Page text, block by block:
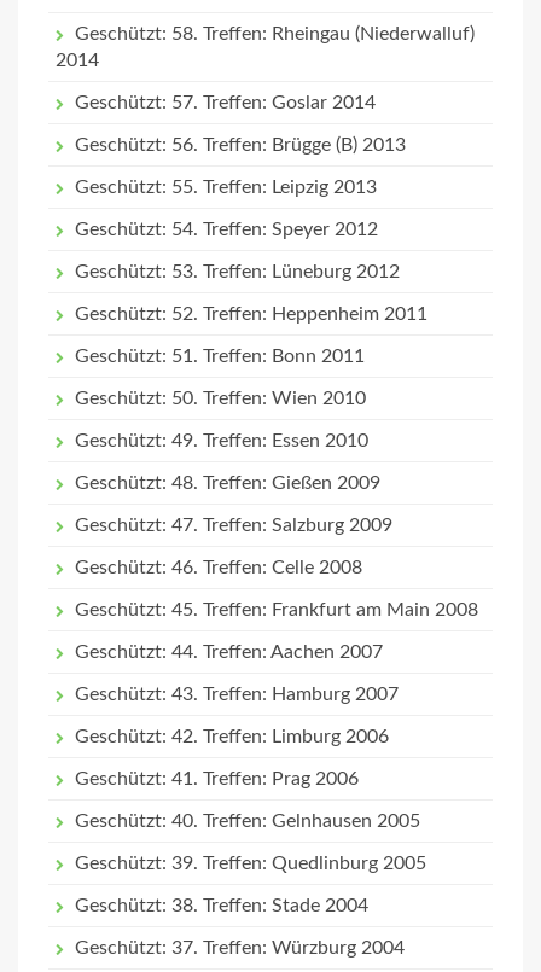
Geschützt: 58. Treffen: Rheingau (Niederwalluf)
2014
Geschützt: 57. Treffen: Goslar 2014
Geschützt: 56. Treffen: Brügge (B) 2013
Geschützt: 55. Treffen: Leipzig 2013
Geschützt: 54. Treffen: Speyer 2012
Geschützt: 53. Treffen: Lüneburg 2012
Geschützt: 52. Treffen: Heppenheim 2011
Geschützt: 51. Treffen: Bonn 2011
Geschützt: 50. Treffen: Wien 2010
Geschützt: 49. Treffen: Essen 2010
Geschützt: 48. Treffen: Gießen 2009
Geschützt: 47. Treffen: Salzburg 2009
Geschützt: 46. Treffen: Celle 2008
Geschützt: 45. Treffen: Frankfurt am Main 2008
Geschützt: 44. Treffen: Aachen 2007
Geschützt: 43. Treffen: Hamburg 2007
Geschützt: 42. Treffen: Limburg 2006
Geschützt: 41. Treffen: Prag 2006
Geschützt: 40. Treffen: Gelnhausen 2005
Geschützt: 39. Treffen: Quedlinburg 2005
Geschützt: 38. Treffen: Stade 2004
Geschützt: 37. Treffen: Würzburg 2004